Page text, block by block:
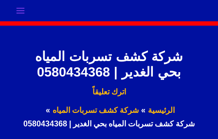
إلى
شركة كشف تسربات المياه
بحي الغدير | 0580434368
اترك تعليقاً
الرئيسية
شركة كشف تسربات المياه
شركة كشف تسربات المياه بحي الغدير | 0580434368